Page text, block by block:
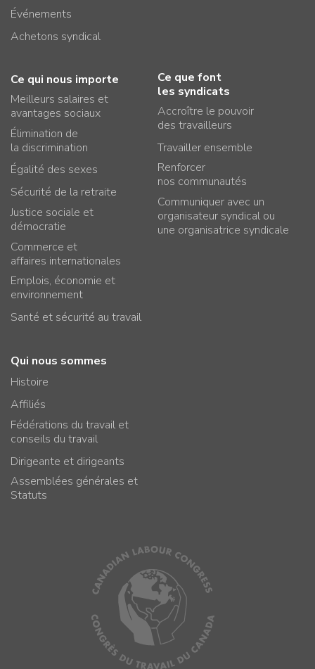
Événements
Achetons syndical
Ce qui nous importe
Meilleurs salaires et
avantages sociaux
Élimination de
la discrimination
Égalité des sexes
Sécurité de la retraite
Justice sociale et
démocratie
Commerce et
affaires internationales
Emplois, économie et
environnement
Santé et sécurité au travail
Ce que font
les syndicats
Accroître le pouvoir
des travailleurs
Travailler ensemble
Renforcer
nos communautés
Communiquer avec un
organisateur syndical ou
une organisatrice syndicale
Qui nous sommes
Histoire
Affiliés
Fédérations du travail et
conseils du travail
Dirigeante et dirigeants
Assemblées générales et
Statuts